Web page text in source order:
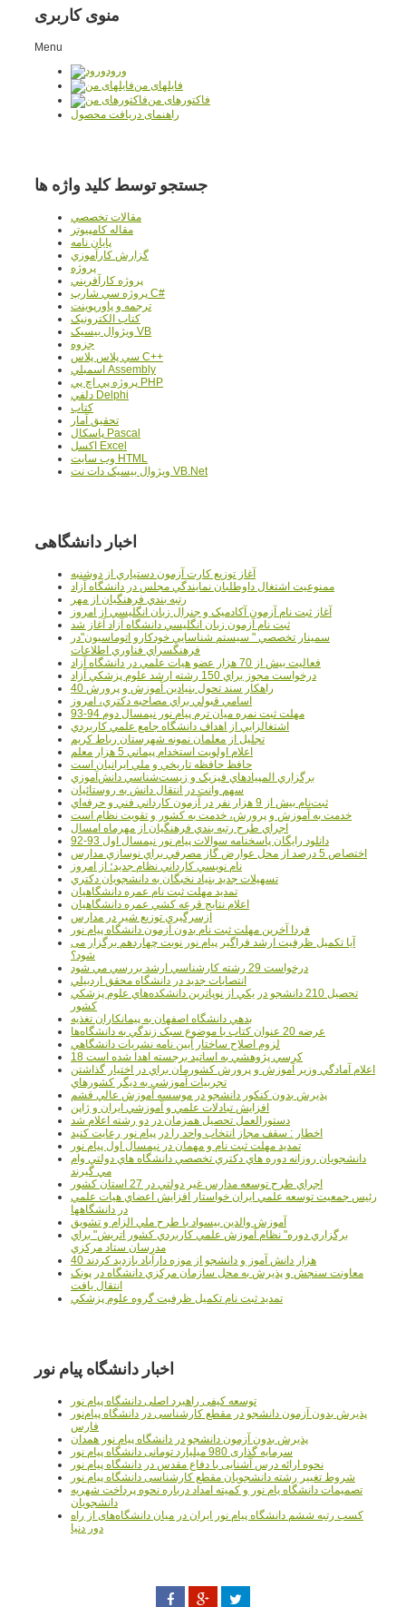
منوی کاربری
Menu
ورود
فایلهای من
فاکتورهای من
راهنمای دریافت محصول
جستجو توسط کلید واژه ها
مقالات تخصصي
مقاله کامپیوتر
پایان نامه
گزارش کارآموزي
پروژه
پروژه کارآفريني
پروژه سي شارپ C#
ترجمه و پاورپوينت
کتاب الکترونيک
ويژوال بيسيک VB
جزوه
سي پلاس پلاس C++
اسمبلي Assembly
پروژه پي اچ پي PHP
دلفي Delphi
کتاب
تحقيق آمار
پاسکال Pascal
اکسل Excel
وب سايت HTML
ويژوال بيسيک دات نت VB.Net
اخبار دانشگاهی
آغاز توزيع کارت آزمون دستياري از دوشنبه
ممنوعيت اشتغال داوطلبان نمايندگي مجلس در دانشگاه آزاد
رتبه بندي فرهنگيان از مهر
آغاز ثبت نام آزمون آکادميک و جنرال زبان انگليسي از امروز
ثبت نام آزمون زبان انگليسي دانشگاه آزاد آغاز شد
سمينار تخصصي " سيستم شناسايي خودکارو اتوماسيون"در
فرهنگسراي فناوري اطلاعات
فعاليت بيش از 70 هزار عضو هيات علمي در دانشگاه آزاد
درخواست مجوز براي 150 رشته ارشد علوم پزشکي آزاد
40 راهکار سند تحول بنيادين آموزش و پرورش
اسامي قبولي براي مصاحبه دکتري، امروز
مهلت ثبت نمره میان ترم پیام نور نیمسال دوم 94-93
اشتغالزايي از اهداف دانشگاه جامع علمي کاربردي
تجليل از معلمان نمونه شهرستان رباط کريم
اعلام اولويت استخدام پيماني 5 هزار معلم
حافظ حافظه تاريخي و ملي ايرانيان است
برگزاري المپيادهاي فيزيک و زيست‌شناسي دانش‌آموزي
سهم وانت در انتقال دانش به روستائيان
ثبت‌نام بيش از 9 هزار نفر در آزمون کارداني فني و حرفه‌اي
خدمت به آموزش و پرورش، خدمت به کشور و تقويت نظام است
اجراي طرح رتبه بندي فرهنگيان از مهرماه امسال
دانلود رایگان پاسخنامه سوالات پیام نور نیمسال اول 93-92
اختصاص 5 درصد از محل عوارض گاز مصرفي براي نوسازي مدارس
نام نويسي کارداني نظام جديد؛ از امروز
تسهيلات جديد بنياد نخبگان به دانشجويان دکتري
تمديد مهلت ثبت نام عمره دانشگاهيان
اعلام نتايج قرعه کشي عمره دانشگاهيان
ازسرگيري توزيع شير در مدارس
فردا آخرین مهلت ثبت نام بدون آزمون دانشگاه پیام نور
آیا تکمیل ظرفیت ارشد فراگیر پیام نور نوبت چهاردهم برگزار می
شود؟
درخواست 29 رشته کارشناسي ارشد بررسي مي شود
انتصابات جديد در دانشگاه محقق اردبيلي
تحصيل 210 دانشجو در يکي از نوپاترين دانشکده‌هاي علوم پزشکي
کشور
بدهي دانشگاه اصفهان به پيمانکاران تغذيه
عرضه 20 عنوان کتاب با موضوع سبک زندگي به دانشگاه‌ها
لزوم اصلاح ساختار آيين نامه نشريات دانشگاهي
18 کرسي پژوهشي به اساتيد برجسته اهدا شده است
اعلام آمادگي وزير آموزش و پرورش کشورمان براي در اختيار گذاشتن
تجربيات آموزشي به ديگر کشورهاي
پذيرش بدون کنکور دانشجو در موسسه آموزش عالي قشم
افزايش تبادلات علمي و آموزشي ايران و ژاپن
دستورالعمل تحصیل همزمان در دو رشته اعلام شد
اخطار : سقف مجاز انتخاب واحد را در پیام نور رعایت کنید
تمدید مهلت ثبت نام و مهمان در نیمسال اول پیام نور
دانشجويان روزانه دوره هاي دكتري تخصصي دانشگاه هاي دولتي وام
مي گيرند
اجراي طرح توسعه مدارس غير دولتي در 27 استان کشور
رئيس جمعيت توسعه علمي ايران خواستار افزايش اعضاي هيات علمي
در دانشگاهها
آموزش والدين بيسواد با طرح ملي الزام و تشويق
برگزاري دوره" نظام آموزش علمي كاربردي كشور اتريش" براي
مدرسان ستاد مرکزي
40 هزار دانش آموز و دانشجو از موزه دارآباد بازديد کردند
معاونت سنجش و پذيرش به محل سازمان مرکزي دانشگاه در پونک
انتقال يافت
تمديد ثبت نام تکميل ظرفيت گروه علوم پزشکي
اخبار دانشگاه پیام نور
توسعه کیفی راهبرد اصلی دانشگاه پیام نور
پذیرش بدون آزمون دانشجو در مقطع کارشناسی در دانشگاه پیام‌نور
فارس
پذیرش بدون آزمون دانشجو در دانشگاه پیام نور همدان
سرمایه گذاری 980 میلیارد تومانی دانشگاه پیام نور
نحوه ارائه درس آشنایی با دفاع مقدس در دانشگاه پیام نور
شروط تغییر رشته دانشجویان مقطع کارشناسی دانشگاه پیام نور
تصمیمات دانشگاه یام نور و کمیته امداد درباره نحوه پرداخت شهریه
دانشجویان
کسب رتبه ششم دانشگاه پیام نور ایران در میان دانشگاه‌های از راه
دور دنیا